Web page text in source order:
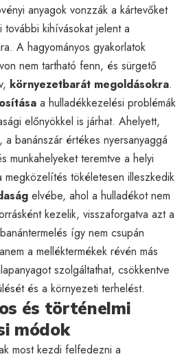
anyagok vonzzák a kártevőket
kihívásokat jelent a
A hagyományos gyakorlatok
nem tartható fenn, és sürgető
környezetbarát megoldásokra.
a hulladékkezelési problémák
előnyökkel is járhat. Ahelyett,
banánszár értékes nyersanyaggá
munkahelyeket teremtve a helyi
tökéletesen illeszkedik
elvébe, ahol a hulladékot nem
kezelik, visszaforgatva azt a
így nem csupán
a melléktermékek révén más
szolgáltathat, csökkentve
és a környezeti terhelést.
és történelmi
módok
most kezdi felfedezni a